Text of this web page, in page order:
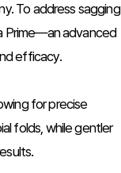
To address sagging
Prime—an advanced
efficacy.
for precise
folds, while gentler